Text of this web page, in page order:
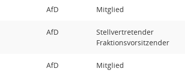
AfD Mitglied
AfD
Stellvertretender
Fraktionsvorsitzender
AfD Mitglied